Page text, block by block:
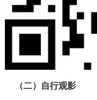
（二）自行观影